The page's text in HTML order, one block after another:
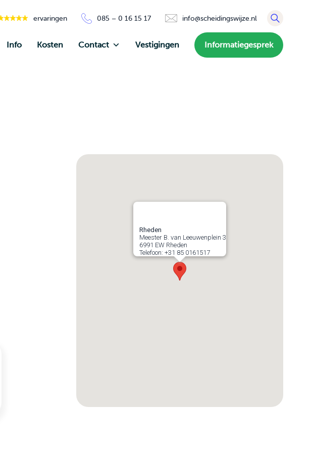
ervaringen 085 – 0 16 15 17 info@scheidingswijze.nl
Info Kosten Contact Vestigingen Informatiegesprek
Rheden
Meester B. van Leeuwenplein 3
6991 EW Rheden
Telefoon: +31 85 0161517